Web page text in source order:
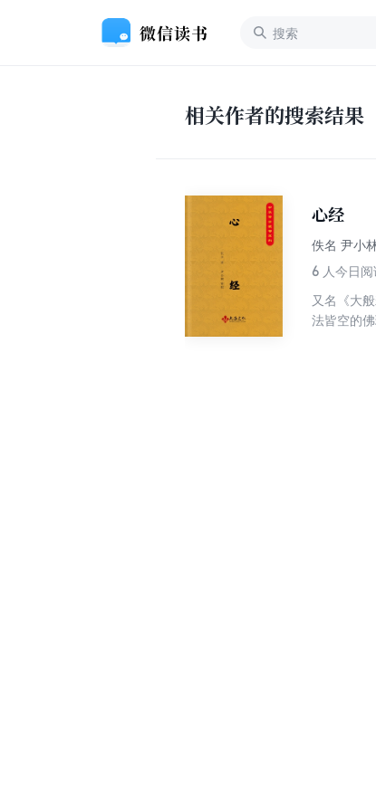
相关作者的搜索结果
心经
佚名 尹小
6 人今日阅
又名《大
法皆空的